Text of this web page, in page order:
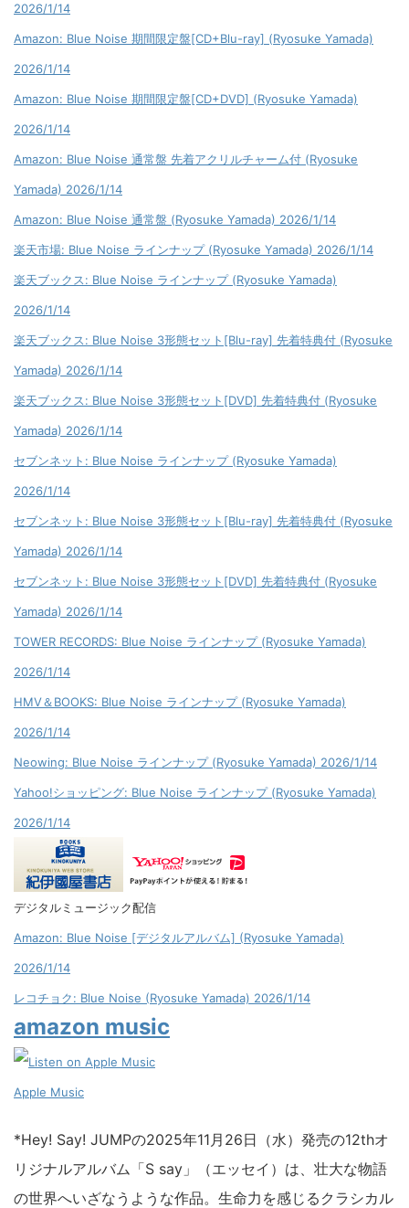
2026/1/14
Amazon: Blue Noise 期間限定盤[CD+Blu-ray] (Ryosuke Yamada)
2026/1/14
Amazon: Blue Noise 期間限定盤[CD+DVD] (Ryosuke Yamada)
2026/1/14
Amazon: Blue Noise 通常盤 先着アクリルチャーム付 (Ryosuke
Yamada) 2026/1/14
Amazon: Blue Noise 通常盤 (Ryosuke Yamada) 2026/1/14
楽天市場: Blue Noise ラインナップ (Ryosuke Yamada) 2026/1/14
楽天ブックス: Blue Noise ラインナップ (Ryosuke Yamada)
2026/1/14
楽天ブックス: Blue Noise 3形態セット[Blu-ray] 先着特典付 (Ryosuke
Yamada) 2026/1/14
楽天ブックス: Blue Noise 3形態セット[DVD] 先着特典付 (Ryosuke
Yamada) 2026/1/14
セブンネット: Blue Noise ラインナップ (Ryosuke Yamada)
2026/1/14
セブンネット: Blue Noise 3形態セット[Blu-ray] 先着特典付 (Ryosuke
Yamada) 2026/1/14
セブンネット: Blue Noise 3形態セット[DVD] 先着特典付 (Ryosuke
Yamada) 2026/1/14
TOWER RECORDS: Blue Noise ラインナップ (Ryosuke Yamada)
2026/1/14
HMV＆BOOKS: Blue Noise ラインナップ (Ryosuke Yamada)
2026/1/14
Neowing: Blue Noise ラインナップ (Ryosuke Yamada) 2026/1/14
Yahoo!ショッピング: Blue Noise ラインナップ (Ryosuke Yamada)
2026/1/14
デジタルミュージック配信
Amazon: Blue Noise [デジタルアルバム] (Ryosuke Yamada)
2026/1/14
レコチョク: Blue Noise (Ryosuke Yamada) 2026/1/14
amazon music
Apple Music
*Hey! Say! JUMPの2025年11月26日（水）発売の12thオ
リジナルアルバム「S say」（エッセイ）は、壮大な物語
の世界へいざなうような作品。生命力を感じるクラシカル